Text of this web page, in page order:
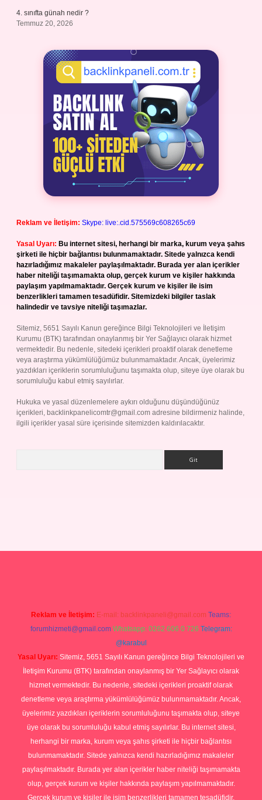
4. sınıfta günah nedir ?
Temmuz 20, 2026
Reklam ve İletişim: Skype: live:.cid.575569c608265c69
Yasal Uyarı: Bu internet sitesi, herhangi bir marka, kurum veya şahıs
şirketi ile hiçbir bağlantısı bulunmamaktadır. Sitede yalnızca kendi
hazırladığımız makaleler paylaşılmaktadır. Burada yer alan içerikler
haber niteliği taşımamakta olup, gerçek kurum ve kişiler hakkında
paylaşım yapılmamaktadır. Gerçek kurum ve kişiler ile isim
benzerlikleri tamamen tesadüfidir. Sitemizdeki bilgiler taslak
halindedir ve tavsiye niteliği taşımazlar.
Sitemiz, 5651 Sayılı Kanun gereğince Bilgi Teknolojileri ve İletişim
Kurumu (BTK) tarafından onaylanmış bir Yer Sağlayıcı olarak hizmet
vermektedir. Bu nedenle, sitedeki içerikleri proaktif olarak denetleme
veya araştırma yükümlülüğümüz bulunmamaktadır. Ancak, üyelerimiz
yazdıkları içeriklerin sorumluluğunu taşımakta olup, siteye üye olarak bu
sorumluluğu kabul etmiş sayılırlar.
Hukuka ve yasal düzenlemelere aykırı olduğunu düşündüğünüz
içerikleri, backlinkpanelicomtr@gmail.com adresine bildirmeniz halinde,
ilgili içerikler yasal süre içerisinde sitemizden kaldırılacaktır.
Reklam ve İletişim: E-mail: backlinkpaneli@gmail.com Teams:
forumhizmeti@gmail.com Whatsapp: 0262 606 0 726 Telegram:
@karabul
Yasal Uyarı: Sitemiz, 5651 Sayılı Kanun gereğince Bilgi Teknolojileri ve
İletişim Kurumu (BTK) tarafından onaylanmış bir Yer Sağlayıcı olarak
hizmet vermektedir. Bu nedenle, sitedeki içerikleri proaktif olarak
denetleme veya araştırma yükümlülüğümüz bulunmamaktadır. Ancak,
üyelerimiz yazdıkları içeriklerin sorumluluğunu taşımakta olup, siteye
üye olarak bu sorumluluğu kabul etmiş sayılırlar. Bu internet sitesi,
herhangi bir marka, kurum veya şahıs şirketi ile hiçbir bağlantısı
bulunmamaktadır. Sitede yalnızca kendi hazırladığımız makaleler
paylaşılmaktadır. Burada yer alan içerikler haber niteliği taşımamakta
olup, gerçek kurum ve kişiler hakkında paylaşım yapılmamaktadır.
Gerçek kurum ve kişiler ile isim benzerlikleri tamamen tesadüfidir.